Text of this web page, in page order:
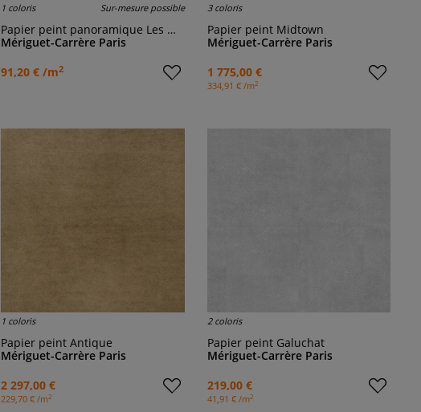
1 coloris Sur-mesure possible
Papier peint panoramique Les Modules Polysémiques I
Mériguet-Carrère Paris
91,20 € /m2
3 coloris
Papier peint Midtown
Mériguet-Carrère Paris
1 775,00 €
334,91 € /m2
1 coloris
Papier peint Antique
Mériguet-Carrère Paris
2 297,00 €
229,70 € /m2
2 coloris
Papier peint Galuchat
Mériguet-Carrère Paris
219,00 €
41,91 € /m2